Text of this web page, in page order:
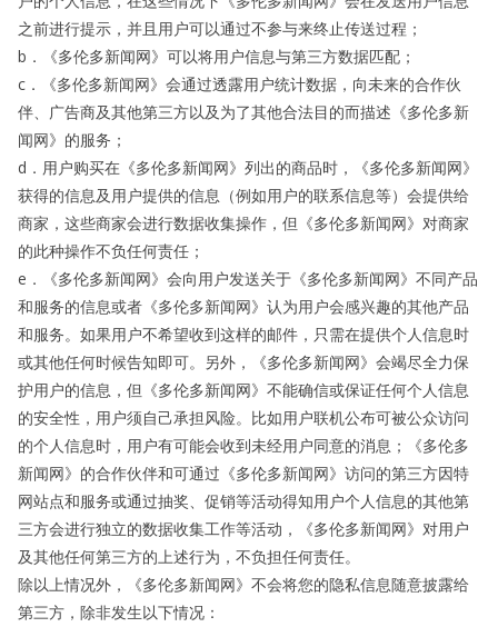
之前进行提示，并且用户可以通过不参与来终止传送过程；
b．《多伦多新闻网》可以将用户信息与第三方数据匹配；
c．《多伦多新闻网》会通过透露用户统计数据，向未来的合作伙
伴、广告商及其他第三方以及为了其他合法目的而描述《多伦多新
闻网》的服务；
d．用户购买在《多伦多新闻网》列出的商品时，《多伦多新闻网》
获得的信息及用户提供的信息（例如用户的联系信息等）会提供给
商家，这些商家会进行数据收集操作，但《多伦多新闻网》对商家
的此种操作不负任何责任；
e．《多伦多新闻网》会向用户发送关于《多伦多新闻网》不同产品
和服务的信息或者《多伦多新闻网》认为用户会感兴趣的其他产品
和服务。如果用户不希望收到这样的邮件，只需在提供个人信息时
或其他任何时候告知即可。另外，《多伦多新闻网》会竭尽全力保
护用户的信息，但《多伦多新闻网》不能确信或保证任何个人信息
的安全性，用户须自己承担风险。比如用户联机公布可被公众访问
的个人信息时，用户有可能会收到未经用户同意的消息；《多伦多
新闻网》的合作伙伴和可通过《多伦多新闻网》访问的第三方因特
网站点和服务或通过抽奖、促销等活动得知用户个人信息的其他第
三方会进行独立的数据收集工作等活动，《多伦多新闻网》对用户
及其他任何第三方的上述行为，不负担任何责任。
除以上情况外，《多伦多新闻网》不会将您的隐私信息随意披露给
第三方，除非发生以下情况：